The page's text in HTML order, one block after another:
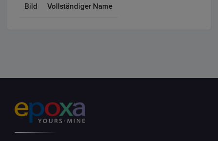
Bild Vollständiger Name